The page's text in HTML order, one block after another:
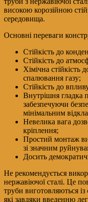
високою корозійною
середовища.
Основні переваги
Стійкість до
Стійкість до
Хімічна стійкість
спалювання газу;
Стійкість до
Внутрішня гладка
забезпечуючи
мінімальним
Невелика вага
кріплення;
Простий монтаж
зі значним
Досить
Не рекомендується
нержавіючої сталі. Це
труби виготовляються
які завдяки введенню